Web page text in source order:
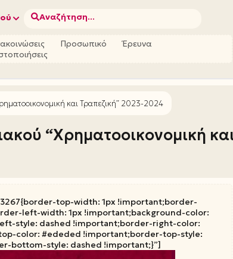
Αναζήτηση...
Προσωπικό
Έρευνα
και Τραπεζική” 2023-2024
“Χρηματοοικονομική
top-width: 1px !important;border-
left-width: 1px !important;background-color:
style: dashed !important;border-right-color:
color: #ededed !important;border-top-style:
bottom-style: dashed !important;}”]